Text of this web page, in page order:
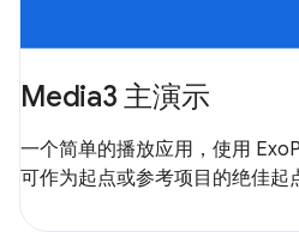
Media3 主演示
一个简单的播放应用，使用
可作为起点或参考项目的绝佳起